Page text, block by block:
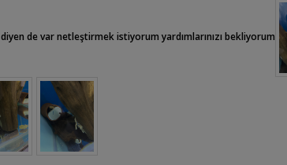
de var netleştirmek istiyorum yardımlarınızı bekliyorum